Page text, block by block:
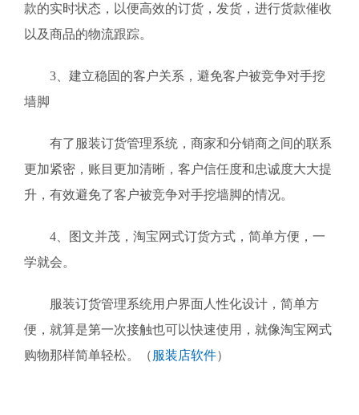
款的实时状态，以便高效的订货，发货，进行货款催收
以及商品的物流跟踪。
3、建立稳固的客户关系，避免客户被竞争对手挖
墙脚
有了服装订货管理系统，商家和分销商之间的联系
更加紧密，账目更加清晰，客户信任度和忠诚度大大提
升，有效避免了客户被竞争对手挖墙脚的情况。
4、图文并茂，淘宝网式订货方式，简单方便，一
学就会。
服装订货管理系统用户界面人性化设计，简单方
便，就算是第一次接触也可以快速使用，就像淘宝网式
购物那样简单轻松。（ 服装店软件）